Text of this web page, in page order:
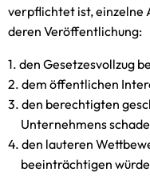
verpflichtet ist, einzelne
deren Veröffentlichung:
den Gesetzesvollzug
dem öffentlichen
den berechtigten
Unternehmens
den lauteren
beeinträchtigen